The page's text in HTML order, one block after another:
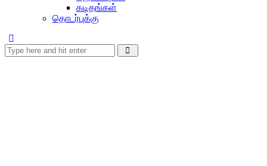
கடிதங்கள்
தொடர்புக்கு